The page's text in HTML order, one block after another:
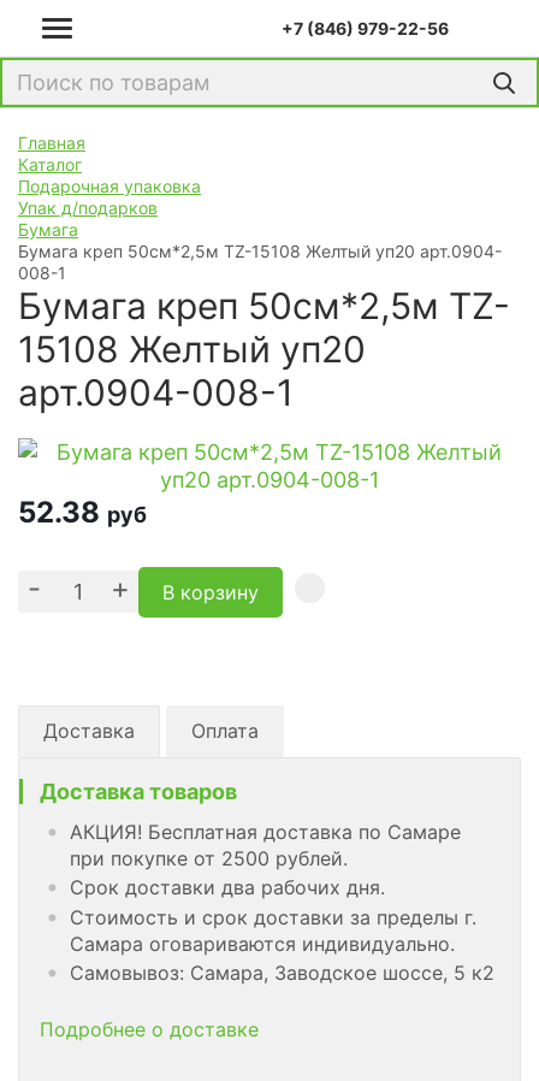
+7 (846) 979-22-56
Главная
Каталог
Подарочная упаковка
Упак д/подарков
Бумага
Бумага креп 50см*2,5м TZ-15108 Желтый уп20 арт.0904-
008-1
Бумага креп 50см*2,5м TZ-
15108 Желтый уп20
арт.0904-008-1
52.38 руб
- + В корзину
Доставка Оплата
Доставка товаров
АКЦИЯ! Бесплатная доставка по Самаре
при покупке от 2500 рублей.
Срок доставки два рабочих дня.
Стоимость и срок доставки за пределы г.
Самара оговариваются индивидуально.
Самовывоз: Самара, Заводское шоссе, 5 к2
Подробнее о доставке